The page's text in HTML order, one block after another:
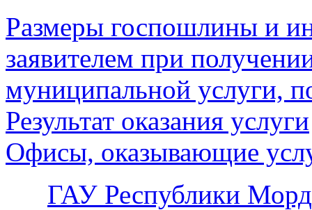
Размеры госпошлины и
заявителем при
муниципальной услуги,
Результат оказания услуги
Офисы, оказывающие
ГАУ Республики